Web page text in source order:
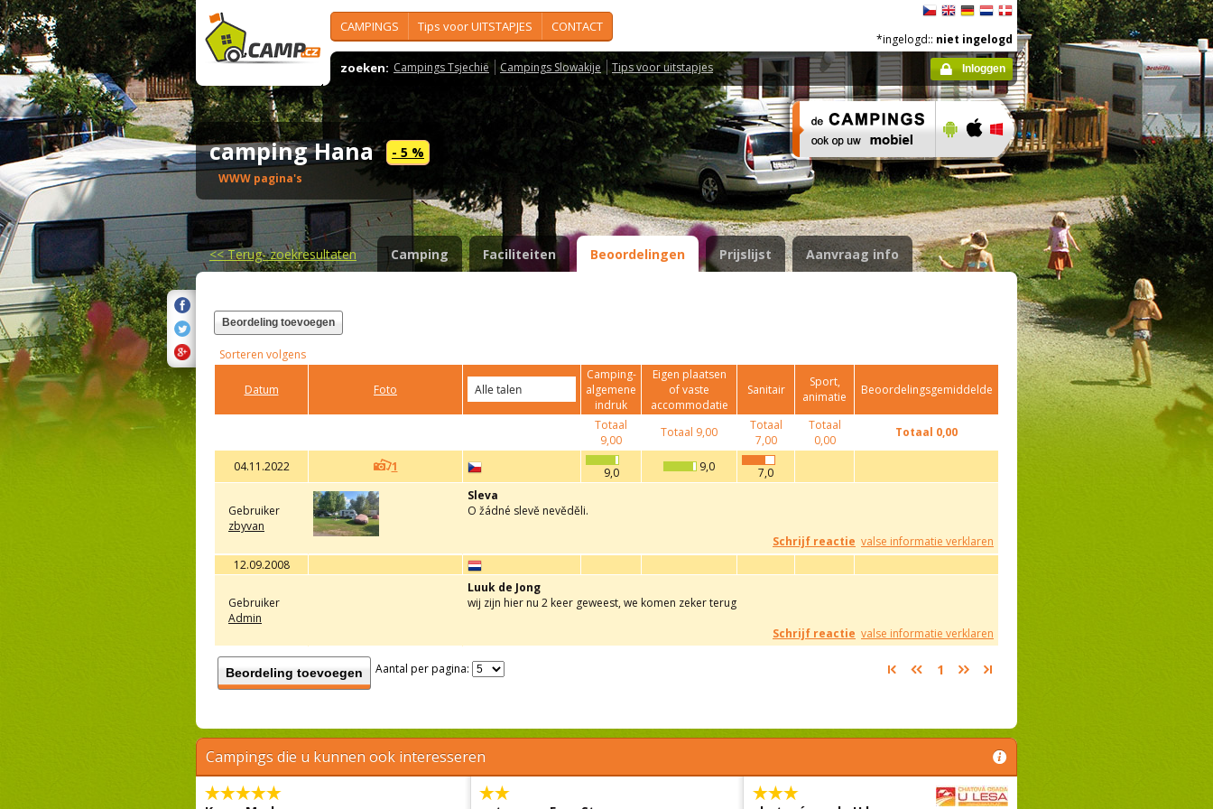
CAMPINGS Tips voor UITSTAPJES CONTACT
zoeken: Campings Tsjechië Campings Slowakije Tips voor uitstapjes
*ingelogd:: niet ingelogd
Inloggen
camping Hana - 5 %
WWW pagina's
<<Terug- zoekresultaten Camping Faciliteiten Beoordelingen Prijslijst Aanvraag info
Beordeling toevoegen
Sorteren volgens
Datum Foto
Camping-
algemene
indruk
Eigen plaatsen
of vaste
accommodatie
Sanitair
Sport,
animatie
Beoordelingsgemiddelde
Totaal
9,00
Totaal 9,00
Totaal
7,00
Totaal
0,00
Totaal 0,00
04.11.2022 1 9,0 9,0 7,0
Gebruiker
zbyvan
Sleva
O žádné slevě nevěděli.
Schrijf reactie valse informatie verklaren
12.09.2008
Gebruiker
Admin
Luuk de Jong
wij zijn hier nu 2 keer geweest, we komen zeker terug
Schrijf reactie valse informatie verklaren
Beordeling toevoegen Aantal per pagina: 1
Campings die u kunnen ook interesseren